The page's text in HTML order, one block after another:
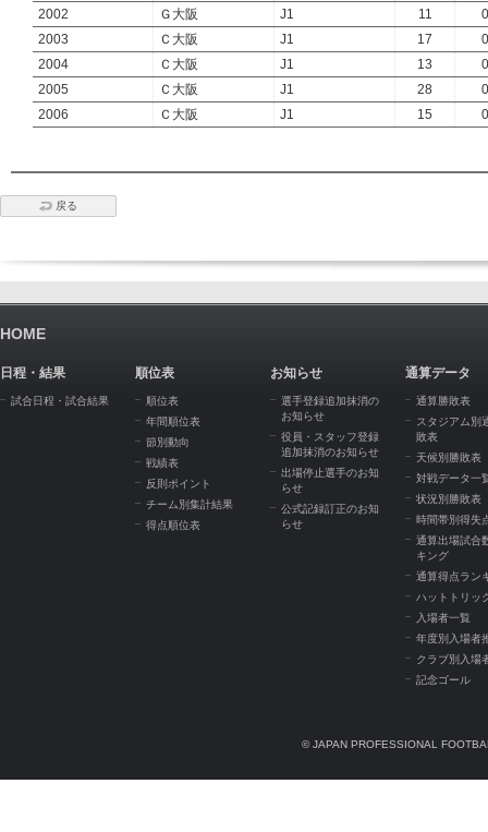
2002
Ｇ大阪 J1 11
0
2003
Ｃ大阪 J1 17
0
2004
Ｃ大阪 J1 13
0
2005
Ｃ大阪 J1 28
0
2006
Ｃ大阪 J1 15 0
戻る
HOME
日程・結果
試合日程・試合結果
順位表
順位表
年間順位表
節別動向
戦績表
反則ポイント
チーム別集計結果
得点順位表
お知らせ
選手登録追加抹消の
お知らせ
役員・スタッフ登録
追加抹消のお知らせ
出場停止選手のお知
らせ
公式記録訂正のお知
らせ
通算データ
通算勝敗表
スタジアム別
敗表
天候別勝敗表
対戦データ一
状況別勝敗表
時間帯別得失
通算出場試合
キング
通算得点ラン
ハットトリッ
入場者一覧
年度別入場者
クラブ別入場
記念ゴール
© JAPAN PROFESSIONAL